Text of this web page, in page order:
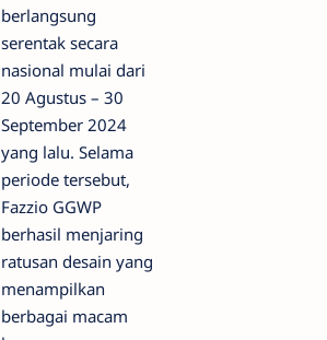
berlangsung
serentak secara
nasional mulai dari
20 Agustus – 30
September 2024
yang lalu. Selama
periode tersebut,
Fazzio GGWP
berhasil menjaring
ratusan desain yang
menampilkan
berbagai macam